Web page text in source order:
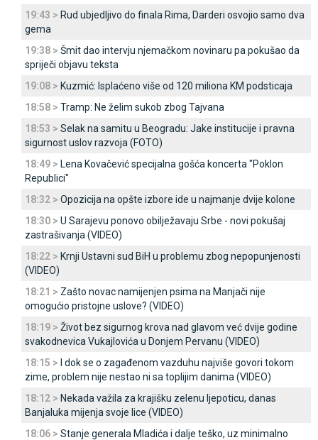
19:43 > Rud ubjedljivo do finala Rima, Darderi osvojio samo dva
gema
19:38 > Šmit dao intervju njemačkom novinaru pa pokušao da
spriječi objavu teksta
19:08 > Kuzmić: Isplaćeno više od 120 miliona KM podsticaja
18:58 > Tramp: Ne želim sukob zbog Tajvana
18:53 > Selak na samitu u Beogradu: Јake institucije i pravna
sigurnost uslov razvoja (FOTO)
18:49 > Lena Kovačević specijalna gošća koncerta "Poklon
Republici"
18:32 > Opozicija na opšte izbore ide u najmanje dvije kolone
18:30 > U Sarajevu ponovo obilježavaju Srbe - novi pokušaj
zastrašivanja (VIDEO)
18:22 > Krnji Ustavni sud BiH u problemu zbog nepopunjenosti
(VIDEO)
18:21 > Zašto novac namijenjen psima na Manjači nije
omogućio pristojne uslove? (VIDEO)
18:19 > Život bez sigurnog krova nad glavom već dvije godine
svakodnevica Vukajlovića u Donjem Pervanu (VIDEO)
18:15 >
I dok se o zagađenom vazduhu najviše govori tokom
zime, problem nije nestao ni sa toplijim danima (VIDEO)
18:12 > Nekada važila za krajišku zelenu ljepoticu, danas
Banjaluka mijenja svoje lice (VIDEO)
18:06 > Stanje generala Mladića i dalje teško, uz minimalno